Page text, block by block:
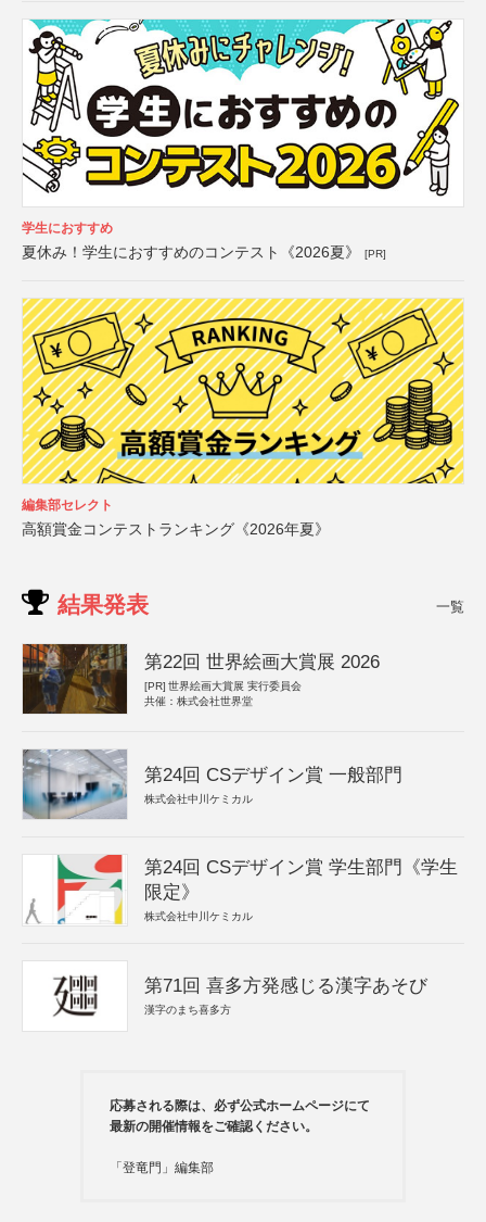
学生におすすめ
夏休み！学生におすすめのコンテスト《2026夏》 [PR]
編集部セレクト
高額賞金コンテストランキング《2026年夏》
結果発表 一覧
第22回 世界絵画大賞展 2026
[PR] 世界絵画大賞展 実行委員会
共催：株式会社世界堂
第24回 CSデザイン賞 一般部門
株式会社中川ケミカル
第24回 CSデザイン賞 学生部門《学生
限定》
株式会社中川ケミカル
第71回 喜多方発感じる漢字あそび
漢字のまち喜多方
応募される際は、必ず公式ホームページにて
最新の開催情報をご確認ください。
「登竜門」編集部